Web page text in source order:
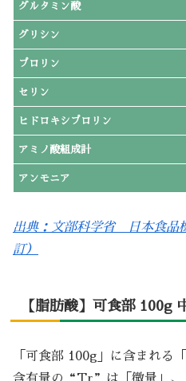
グルタミン酸
グリシン
プロリン
セリン
ヒドロキシプロリン
アミノ酸組成計
アンモニア
出典：文部科学省 日本食品
訂）
【脂肪酸】可食部 100g
「可食部 100g」に含まれる